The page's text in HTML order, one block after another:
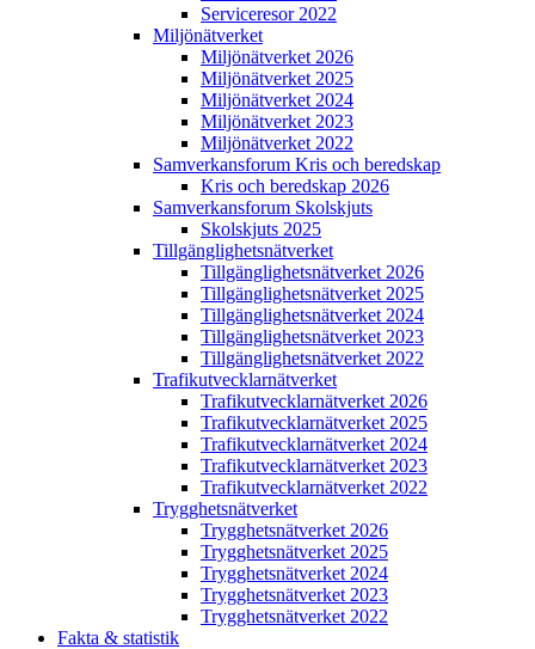
Serviceresor 2022
Miljö­nätverket
Miljö­nätverket 2026
Miljö­nätverket 2025
Miljö­nätverket 2024
Miljö­nätverket 2023
Miljö­nätverket 2022
Samverkans­forum Kris och beredskap
Kris och beredskap 2026
Samverkans­forum Skolskjuts
Skolskjuts 2025
Tillgänglighets­nätverket
Tillgänglighets­nätverket 2026
Tillgänglighets­nätverket 2025
Tillgänglighets­nätverket 2024
Tillgänglighets­nätverket 2023
Tillgänglighets­nätverket 2022
Trafikutvecklar­nätverket
Trafikutvecklar­nätverket 2026
Trafikutvecklar­nätverket 2025
Trafikutvecklar­nätverket 2024
Trafikutvecklar­nätverket 2023
Trafikutvecklar­nätverket 2022
Trygghets­nätverket
Trygghets­nätverket 2026
Trygghets­nätverket 2025
Trygghets­nätverket 2024
Trygghets­nätverket 2023
Trygghets­nätverket 2022
Fakta & statistik